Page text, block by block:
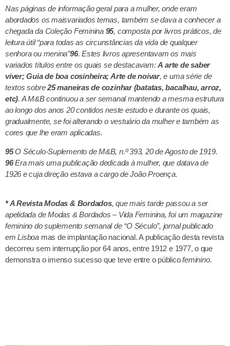
Nas páginas de informação geral para a mulher, onde eram
abordados os maisvariados temas, também se dava a conhecer a
chegada da Coleção Feminina 95, composta por livros práticos, de
leitura útil “para todas as circunstâncias da vida de qualquer
senhora ou menina”96. Estes livros apresentavam os mais
variados títulos entre os quais se destacavam:A arte de saber
viver; Guia de boa cosinheira; Arte de noivar, e uma série de
textos sobre25 maneiras de cozinhar (batatas, bacalhau, arroz,
etc). A M&B continuou a ser semanal mantendo a mesma estrutura
ao longo dos anos 20 contidos neste estudo e durante os quais,
gradualmente, se foi alterando o vestuário da mulher e também as
cores que lhe eram aplicadas.
95O Século-Suplemento de M&B, n.º 393, 20 de Agosto de 1919.
96Era mais uma publicação dedicada à mulher, que datava de
1926 e cuja direção estava a cargo de João Proença.
* A Revista Modas & Bordados, que mais tarde passou a ser
apelidada de Modas & Bordados – Vida Feminina, foium magazine
feminino do suplemento semanal de “O Século”, jornal publicado
em Lisboa mas de implantação nacional. A publicação desta revista
decorreu sem interrupção por 64 anos, entre 1912 e 1977, o que
demonstra o imenso sucesso que teve entre o públicofeminino.